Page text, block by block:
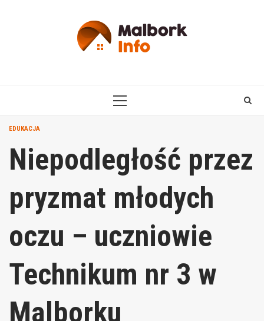
PRIMARY
EDUKACJA
Niepodległość przez
pryzmat młodych
oczu – uczniowie
Technikum nr 3 w
Malborku